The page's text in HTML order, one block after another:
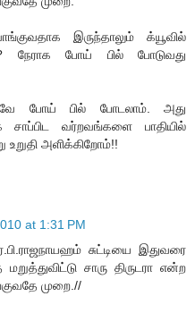
இருந்தாலும் க்யூவில்
நேராக போய் பில் போடுவது
போய் பில் போடலாம். அது
சாப்பிட வர்றவங்களை பாதியில்
உறுதி அளிக்கிறோம்!!
at 1:31 PM
சுட்டியை இதுவரை
சாரு திருடரா என்ற
முறை.//